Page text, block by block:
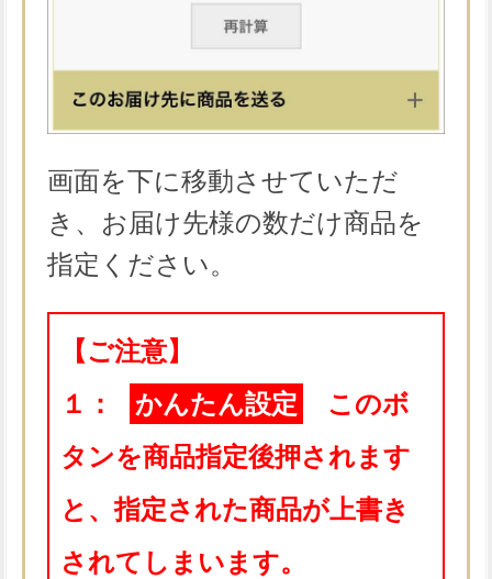
画面を下に移動させていただ
き、お届け先様の数だけ商品を
指定ください。
【ご注意】
１：
かんたん設定
このボ
タンを商品指定後押されます
と、指定された商品が上書き
されてしまいます。